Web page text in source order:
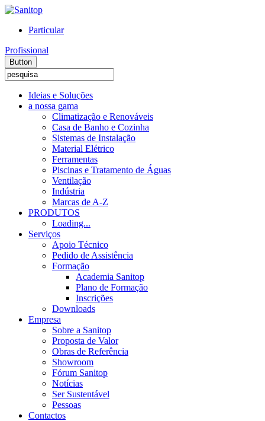
Particular
Profissional
Button
Ideias e Soluções
a nossa gama
Climatização e Renováveis
Casa de Banho e Cozinha
Sistemas de Instalação
Material Elétrico
Ferramentas
Piscinas e Tratamento de Águas
Ventilação
Indústria
Marcas de A-Z
PRODUTOS
Loading...
Serviços
Apoio Técnico
Pedido de Assistência
Formação
Academia Sanitop
Plano de Formação
Inscrições
Downloads
Empresa
Sobre a Sanitop
Proposta de Valor
Obras de Referência
Showroom
Fórum Sanitop
Notícias
Ser Sustentável
Pessoas
Contactos